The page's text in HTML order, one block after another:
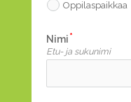
Oppilaspaikkaa
Nimi
Etu- ja sukunimi